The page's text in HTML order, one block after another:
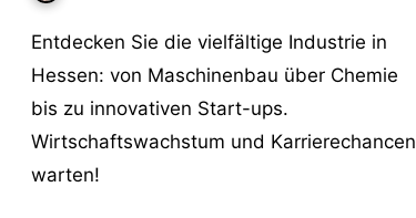
Entdecken Sie die vielfältige Industrie in
Hessen: von Maschinenbau über Chemie
bis zu innovativen Start-ups.
Wirtschaftswachstum und Karrierechancen
warten!